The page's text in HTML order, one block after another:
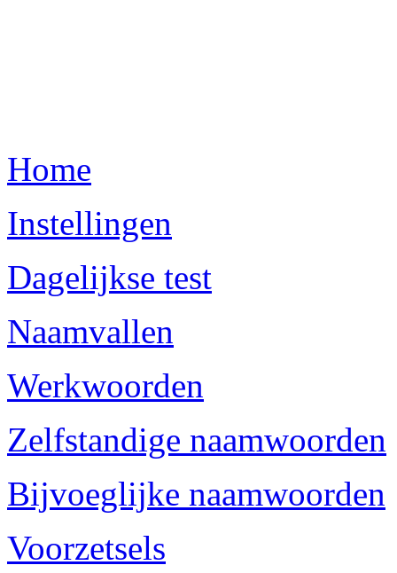
Home
Instellingen
Dagelijkse test
Naamvallen
Werkwoorden
Zelfstandige naamwoorden
Bijvoeglijke naamwoorden
Voorzetsels